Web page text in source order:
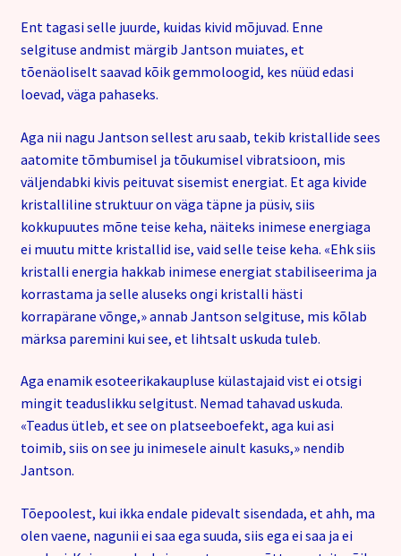
Ent tagasi selle juurde, kuidas kivid mõjuvad. Enne
selgituse andmist märgib Jantson muiates, et
tõenäoliselt saavad kõik gemmoloogid, kes nüüd edasi
loevad, väga pahaseks.
Aga nii nagu Jantson sellest aru saab, tekib kristallide sees
aatomite tõmbumisel ja tõukumisel vibratsioon, mis
väljendabki kivis peituvat sisemist energiat. Et aga kivide
kristalliline struktuur on väga täpne ja püsiv, siis
kokkupuutes mõne teise keha, näiteks inimese energiaga
ei muutu mitte kristallid ise, vaid selle teise keha. «Ehk siis
kristalli energia hakkab inimese energiat stabiliseerima ja
korrastama ja selle aluseks ongi kristalli hästi
korrapärane võnge,» annab Jantson selgituse, mis kõlab
märksa paremini kui see, et lihtsalt uskuda tuleb.
Aga enamik esoteerikakaupluse külastajaid vist ei otsigi
mingit teaduslikku selgitust. Nemad tahavad uskuda.
«Teadus ütleb, et see on platseeboefekt, aga kui asi
toimib, siis on see ju inimesele ainult kasuks,» nendib
Jantson.
Tõepoolest, kui ikka endale pidevalt sisendada, et ahh, ma
olen vaene, nagunii ei saa ega suuda, siis ega ei saa ja ei